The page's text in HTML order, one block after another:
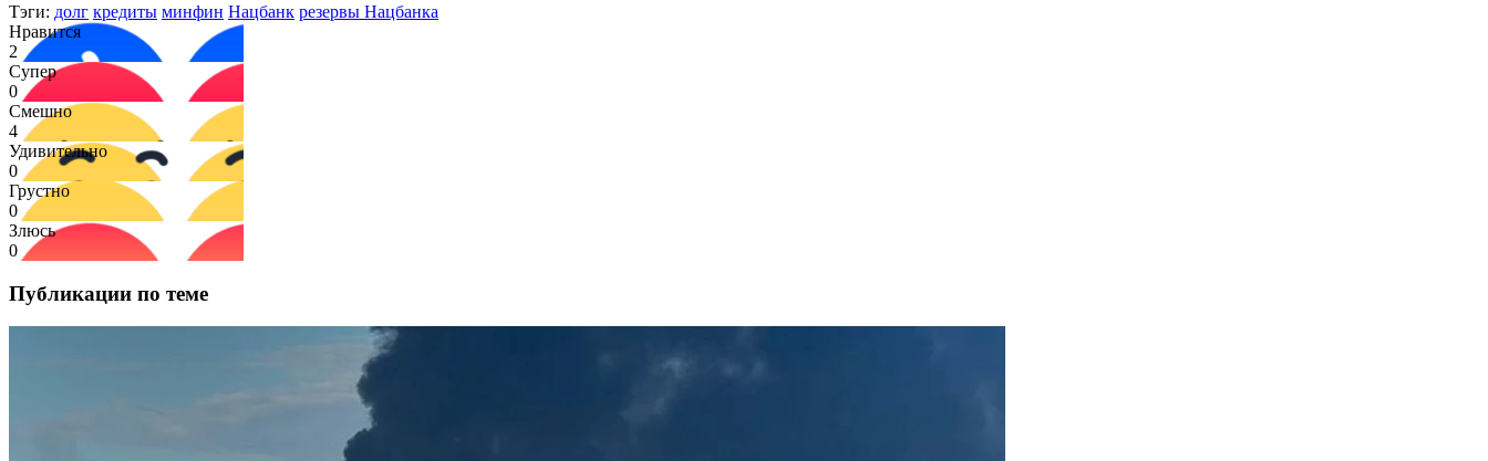
Тэги: долг кредиты минфин Нацбанк резервы Нацбанка
Нравится
2
Супер
0
Смешно
4
Удивительно
0
Грустно
0
Злюсь
0
Публикации по теме